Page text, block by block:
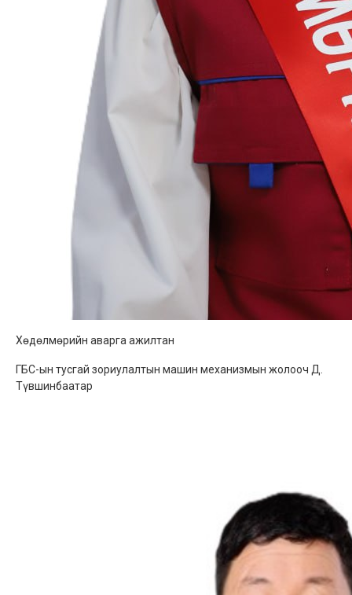
Хөдөлмөрийн аварга ажилтан
ГБС-ын тусгай зориулалтын машин механизмын жолооч Д.
Түвшинбаатар